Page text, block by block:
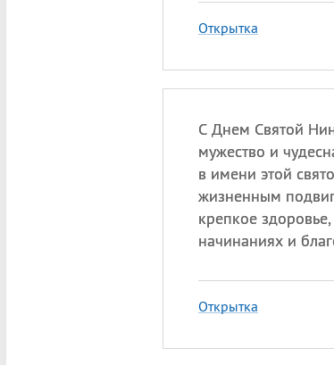
Открытка
С Днем Святой
мужество и
в имени этой
жизненным
крепкое
начинаниях и
Открытка